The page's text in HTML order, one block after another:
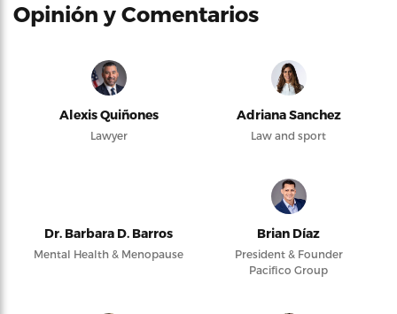
Opinión y Comentarios
Alexis Quiñones
Lawyer
Adriana Sanchez
Law and sport
Dr. Barbara D. Barros
Mental Health & Menopause
Brian Díaz
President & Founder
Pacifico Group